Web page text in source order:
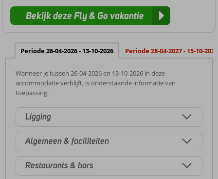
Bekijk deze Fly & Go vakantie
Periode 26-04-2026 - 13-10-2026 Periode 28-04-2027 - 15-10-2027
Wanneer je tussen 26-04-2026 en 13-10-2026 in deze
accommodatie verblijft, is onderstaande informatie van
toepassing.
Ligging
Algemeen & faciliteiten
Restaurants & bars